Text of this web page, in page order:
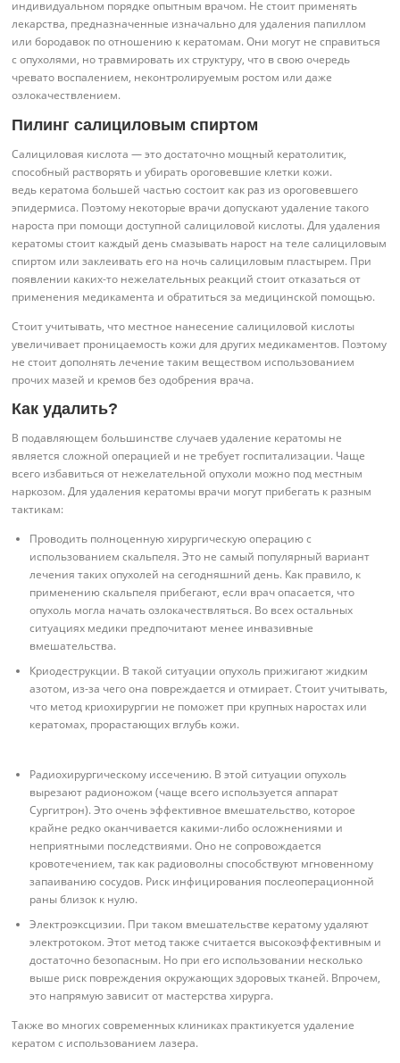
индивидуальном порядке опытным врачом. Не стоит применять
лекарства, предназначенные изначально для удаления папиллом
или бородавок по отношению к кератомам. Они могут не справиться
с опухолями, но травмировать их структуру, что в свою очередь
чревато воспалением, неконтролируемым ростом или даже
озлокачествлением.
Пилинг салициловым спиртом
Салициловая кислота — это достаточно мощный кератолитик,
способный растворять и убирать ороговевшие клетки кожи.
ведь кератома большей частью состоит как раз из ороговевшего
эпидермиса. Поэтому некоторые врачи допускают удаление такого
нароста при помощи доступной салициловой кислоты. Для удаления
кератомы стоит каждый день смазывать нарост на теле салициловым
спиртом или заклеивать его на ночь салициловым пластырем. При
появлении каких-то нежелательных реакций стоит отказаться от
применения медикамента и обратиться за медицинской помощью.
Стоит учитывать, что местное нанесение салициловой кислоты
увеличивает проницаемость кожи для других медикаментов. Поэтому
не стоит дополнять лечение таким веществом использованием
прочих мазей и кремов без одобрения врача.
Как удалить?
В подавляющем большинстве случаев удаление кератомы не
является сложной операцией и не требует госпитализации. Чаще
всего избавиться от нежелательной опухоли можно под местным
наркозом. Для удаления кератомы врачи могут прибегать к разным
тактикам:
Проводить полноценную хирургическую операцию с
использованием скальпеля. Это не самый популярный вариант
лечения таких опухолей на сегодняшний день. Как правило, к
применению скальпеля прибегают, если врач опасается, что
опухоль могла начать озлокачествляться. Во всех остальных
ситуациях медики предпочитают менее инвазивные
вмешательства.
Криодеструкции. В такой ситуации опухоль прижигают жидким
азотом, из-за чего она повреждается и отмирает. Стоит учитывать,
что метод криохирургии не поможет при крупных наростах или
кератомах, прорастающих вглубь кожи.
Радиохирургическому иссечению. В этой ситуации опухоль
вырезают радионожом (чаще всего используется аппарат
Сургитрон). Это очень эффективное вмешательство, которое
крайне редко оканчивается какими-либо осложнениями и
неприятными последствиями. Оно не сопровождается
кровотечением, так как радиоволны способствуют мгновенному
запаиванию сосудов. Риск инфицирования послеоперационной
раны близок к нулю.
Электроэксцизии. При таком вмешательстве кератому удаляют
электротоком. Этот метод также считается высокоэффективным и
достаточно безопасным. Но при его использовании несколько
выше риск повреждения окружающих здоровых тканей. Впрочем,
это напрямую зависит от мастерства хирурга.
Также во многих современных клиниках практикуется удаление
кератом с использованием лазера.